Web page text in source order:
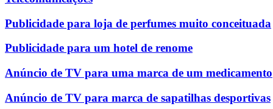
Publicidade para loja de perfumes muito conceituada
Publicidade para um hotel de renome
Anúncio de TV para uma marca de um medicamento
Anúncio de TV para marca de sapatilhas desportivas